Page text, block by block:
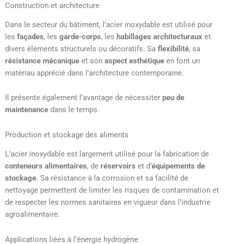
Construction et architecture
Dans le secteur du bâtiment, l’acier inoxydable est utilisé pour
les façades, les garde-corps, les habillages architecturaux et
divers éléments structurels ou décoratifs. Sa flexibilité, sa
résistance mécanique et son aspect esthétique en font un
matériau apprécié dans l’architecture contemporaine.
Il présente également l’avantage de nécessiter peu de
maintenance dans le temps.
Production et stockage des aliments
L’acier inoxydable est largement utilisé pour la fabrication de
conteneurs alimentaires, de réservoirs et d’équipements de
stockage. Sa résistance à la corrosion et sa facilité de
nettoyage permettent de limiter les risques de contamination et
de respecter les normes sanitaires en vigueur dans l’industrie
agroalimentaire.
Applications liées à l’énergie hydrogène